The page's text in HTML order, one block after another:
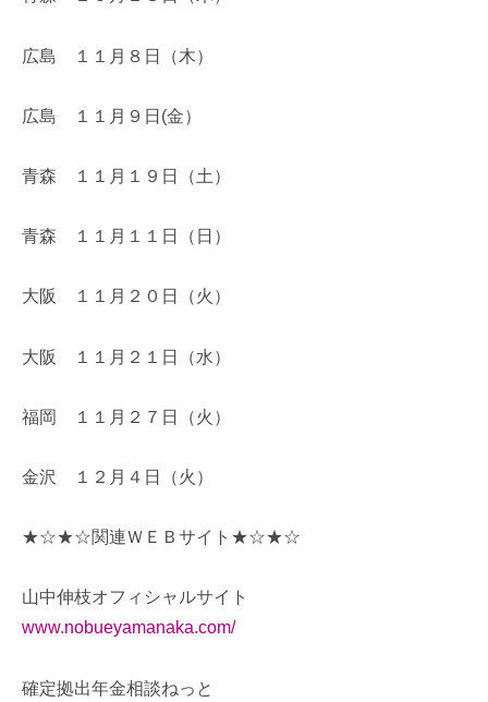
広島 １１月８日（木）
広島 １１月９日(金）
青森 １１月１９日（土）
青森 １１月１１日（日）
大阪 １１月２０日（火）
大阪 １１月２１日（水）
福岡 １１月２７日（火）
金沢 １２月４日（火）
★☆★☆関連ＷＥＢサイト★☆★☆
山中伸枝オフィシャルサイト
www.nobueyamanaka.com/
確定拠出年金相談ねっと